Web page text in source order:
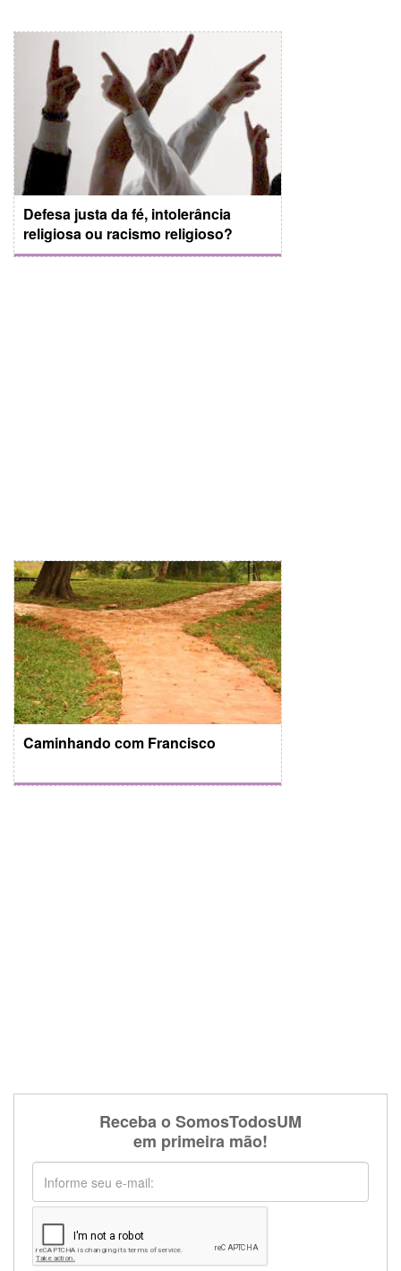
Defesa justa da fé, intolerância
religiosa ou racismo religioso?
Caminhando com Francisco
Receba o SomosTodosUM
em primeira mão!